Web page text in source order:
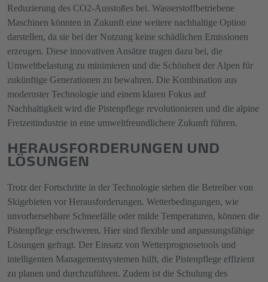
Reduzierung des CO2-Ausstoßes bei. Wasserstoffbetriebene
Maschinen könnten in Zukunft eine weitere nachhaltige Option
darstellen, da sie bei der Nutzung keine schädlichen Emissionen
erzeugen. Diese innovativen Ansätze tragen dazu bei, die
Umweltbelastung zu minimieren und die Schönheit der Alpen für
zukünftige Generationen zu bewahren. Die Kombination aus
modernster Technologie und einem klaren Fokus auf
Nachhaltigkeit wird die Pistenpflege revolutionieren und die alpine
Freizeitindustrie in eine umweltfreundlichere Zukunft führen.
HERAUSFORDERUNGEN UND
LÖSUNGEN
Trotz der Fortschritte in der Technologie stehen die Betreiber von
Skigebieten vor Herausforderungen. Wetterbedingungen, wie
unvorhersehbare Schneefälle oder milde Temperaturen, können die
Pistenpflege erschweren. Hier sind flexible und anpassungsfähige
Lösungen gefragt. Der Einsatz von Wetterprognosetools und
intelligenten Managementsystemen hilft, die Pistenpflege effizient
zu planen und durchzuführen. Zudem ist die Schulung des